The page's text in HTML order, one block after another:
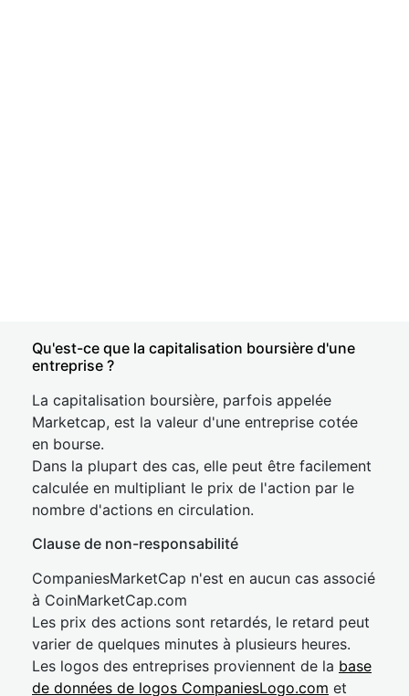
Qu'est-ce que la capitalisation boursière d'une
entreprise ?
La capitalisation boursière, parfois appelée
Marketcap, est la valeur d'une entreprise cotée
en bourse.
Dans la plupart des cas, elle peut être facilement
calculée en multipliant le prix de l'action par le
nombre d'actions en circulation.
Clause de non-responsabilité
CompaniesMarketCap n'est en aucun cas associé
à CoinMarketCap.com
Les prix des actions sont retardés, le retard peut
varier de quelques minutes à plusieurs heures.
Les logos des entreprises proviennent de la base
de données de logos CompaniesLogo.com et